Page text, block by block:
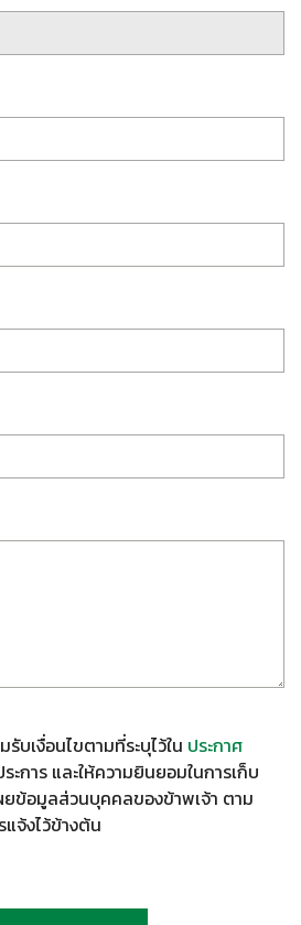
บเงื่อนไขตามที่ระบุไว้ใน ประกาศ
ะการ และให้ความยินยอมในการเก็บ
ยข้อมูลส่วนบุคคลของข้าพเจ้า ตาม
จ้งไว้ข้างต้น